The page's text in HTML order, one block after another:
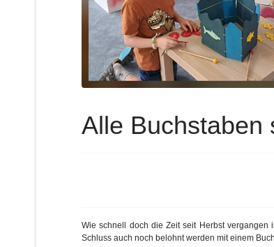
Alle Buchstaben
Wie schnell doch die Zeit seit Herbst vergangen
Schluss auch noch belohnt werden mit einem